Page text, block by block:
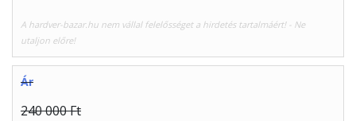
A hardver-bazar.hu nem vállal felelősséget a hirdetés tartalmáért! - Ne
utaljon előre!
Ár
240 000 Ft